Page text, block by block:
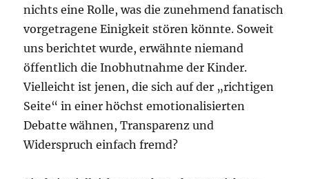
nichts eine Rolle, was die zunehmend fanatisch
vorgetragene Einigkeit stören könnte. Soweit
uns berichtet wurde, erwähnte niemand
öffentlich die Inobhutnahme der Kinder.
Vielleicht ist jenen, die sich auf der „richtigen
Seite“ in einer höchst emotionalisierten
Debatte wähnen, Transparenz und
Widerspruch einfach fremd?